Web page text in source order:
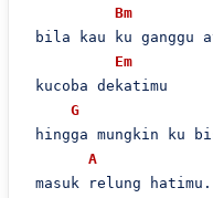
Bm
bila kau ku ganggu
Em
kucoba dekatimu
G
hingga mungkin ku
A
masuk relung